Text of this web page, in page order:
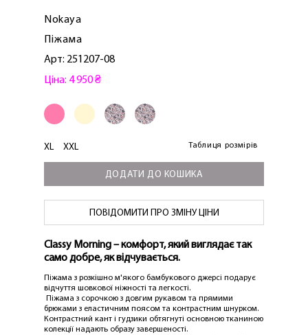
Nokaya
Піжама
Арт: 251207-08
Ціна: 4 950 ₴
XL XXL Таблиця розмірів
ДОДАТИ ДО КОШИКА
ПОВІДОМИТИ ПРО ЗМІНУ ЦІНИ
Classy Morning – комфорт, який виглядає так
само добре, як відчувається.
Піжама з розкішно м'якого бамбукового джерсі подарує
відчуття шовкової ніжності та легкості.
Піжама з сорочкою з довгим рукавом та прямими
брюками з еластичним поясом та контрастним шнурком.
Контрастний кант і гудзики обтягнуті основною тканиною
колекції надають образу завершеності.